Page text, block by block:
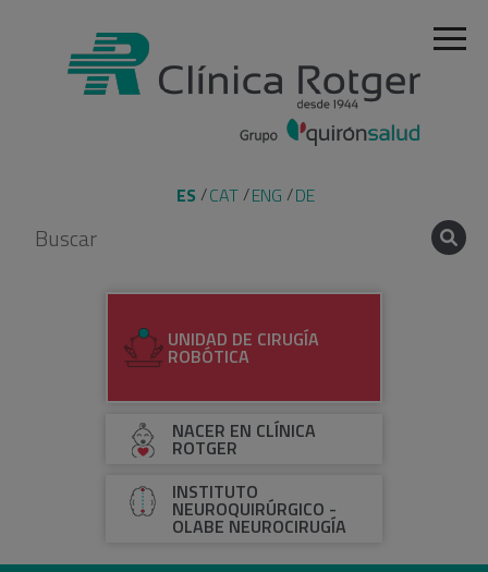
ES CAT ENG DE
UNIDAD DE CIRUGÍA
ROBÓTICA
NACER EN CLÍNICA
ROTGER
INSTITUTO
NEUROQUIRÚRGICO -
OLABE NEUROCIRUGÍA